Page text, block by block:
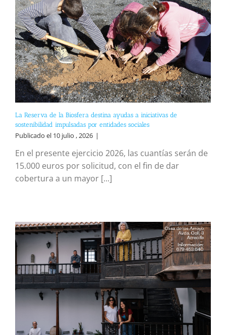
La Reserva de la Biosfera destina ayudas a iniciativas de
sostenibilidad impulsadas por entidades sociales
Publicado el 10 julio , 2026 |
En el presente ejercicio 2026, las cuantías serán de
15.000 euros por solicitud, con el fin de dar
cobertura a un mayor [...]